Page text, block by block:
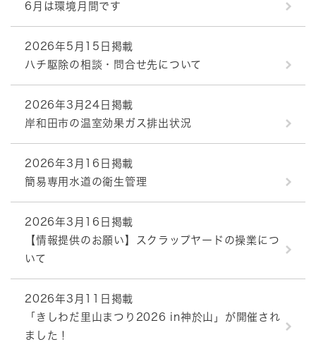
6月は環境月間です
2026年5月15日掲載
ハチ駆除の相談・問合せ先について
2026年3月24日掲載
岸和田市の温室効果ガス排出状況
2026年3月16日掲載
簡易専用水道の衛生管理
2026年3月16日掲載
【情報提供のお願い】スクラップヤードの操業につ
いて
2026年3月11日掲載
「きしわだ里山まつり2026 in神於山」が開催され
ました！